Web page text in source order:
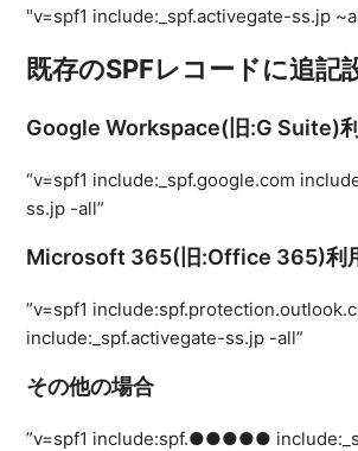
"v=spf1 include:_spf.activegate-ss.jp
既存のSPFレコードに追記
Google Workspace(旧:G Suite)
“v=spf1 include:_spf.google.com
ss.jp -all”
Microsoft 365(旧:Office 365)利
”v=spf1
include:_spf.activegate-ss.jp -all”
その他の場合
”v=spf1 include:spf.●●●●●